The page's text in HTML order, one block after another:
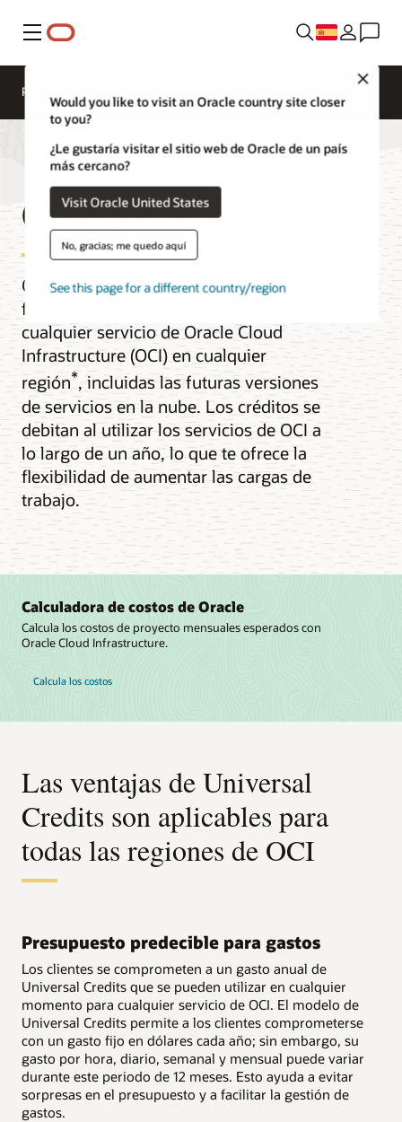
Menú
Would you like to visit an Oracle country site closer
to you?
¿Le gustaría visitar el sitio web de Oracle de un país
más cercano?
Visit Oracle United States
No, gracias; me quedo aquí
See this page for a different country/region
Precios
Créditos universales
Oracle Universal Credits ofrece una
forma predecible y consistente de pagar
cualquier servicio de Oracle Cloud
Infrastructure (OCI) en cualquier
región*, incluidas las futuras versiones
de servicios en la nube. Los créditos se
debitan al utilizar los servicios de OCI a
lo largo de un año, lo que te ofrece la
flexibilidad de aumentar las cargas de
trabajo.
Calculadora de costos de Oracle
Calcula los costos de proyecto mensuales esperados con
Oracle Cloud Infrastructure.
Calcula los costos
Las ventajas de Universal
Credits son aplicables para
todas las regiones de OCI
Presupuesto predecible para gastos
Los clientes se comprometen a un gasto anual de
Universal Credits que se pueden utilizar en cualquier
momento para cualquier servicio de OCI. El modelo de
Universal Credits permite a los clientes comprometerse
con un gasto fijo en dólares cada año; sin embargo, su
gasto por hora, diario, semanal y mensual puede variar
durante este periodo de 12 meses. Esto ayuda a evitar
sorpresas en el presupuesto y a facilitar la gestión de
gastos.